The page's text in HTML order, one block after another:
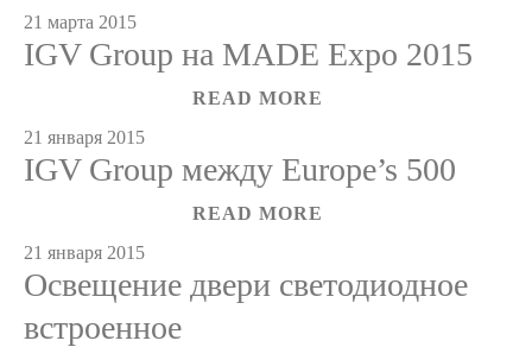
21 марта 2015
IGV Group на MADE Expo 2015
READ MORE
21 января 2015
IGV Group между Europe’s 500
READ MORE
21 января 2015
Освещение двери светодиодное
встроенное